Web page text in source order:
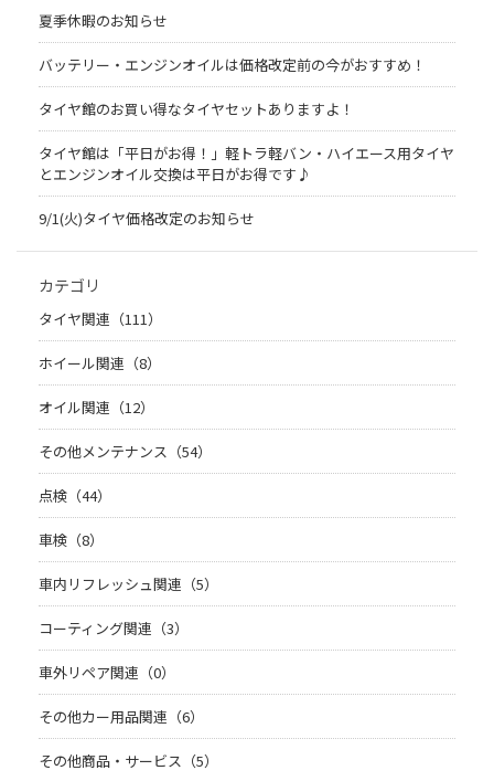
夏季休暇のお知らせ
バッテリー・エンジンオイルは価格改定前の今がおすすめ！
タイヤ館のお買い得なタイヤセットありますよ！
タイヤ館は「平日がお得！」軽トラ軽バン・ハイエース用タイヤ
とエンジンオイル交換は平日がお得です♪
9/1(火)タイヤ価格改定のお知らせ
カテゴリ
タイヤ関連（111）
ホイール関連（8）
オイル関連（12）
その他メンテナンス（54）
点検（44）
車検（8）
車内リフレッシュ関連（5）
コーティング関連（3）
車外リペア関連（0）
その他カー用品関連（6）
その他商品・サービス（5）